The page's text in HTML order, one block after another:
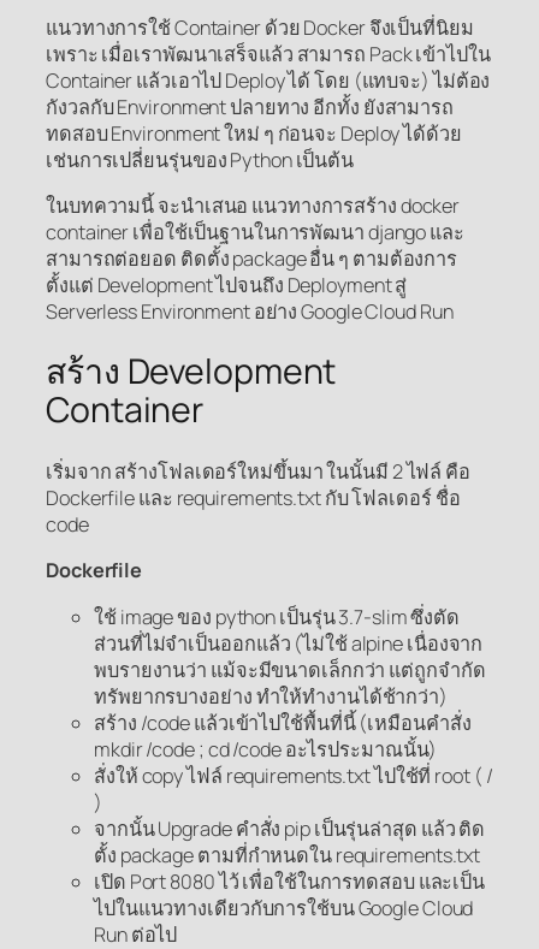
แนวทางการใช้ Container ด้วย Docker จึงเป็นที่นิยม
เพราะ เมื่อเราพัฒนาเสร็จแล้ว สามารถ Pack เข้าไปใน
Container แล้วเอาไป Deploy ได้ โดย (แทบจะ) ไม่ต้อง
กังวลกับ Environment ปลายทาง อีกทั้ง ยังสามารถ
ทดสอบ Environment ใหม่ ๆ ก่อนจะ Deploy ได้ด้วย
เช่นการเปลี่ยนรุ่นของ Python เป็นต้น
ในบทความนี้ จะนำเสนอ แนวทางการสร้าง docker
container เพื่อใช้เป็นฐานในการพัฒนา django และ
สามารถต่อยอด ติดตั้ง package อื่น ๆ ตามต้องการ
ตั้งแต่ Development ไปจนถึง Deployment สู่
Serverless Environment อย่าง Google Cloud Run
สร้าง Development
Container
เริ่มจาก สร้างโฟลเดอร์ใหม่ขึ้นมา ในนั้นมี 2 ไฟล์ คือ
Dockerfile และ requirements.txt กับ โฟลเดอร์ ชื่อ
code
Dockerfile
ใช้ image ของ python เป็นรุ่น 3.7-slim ซึ่งตัด
ส่วนที่ไม่จำเป็นออกแล้ว (ไม่ใช้ alpine เนื่องจาก
พบรายงานว่า แม้จะมีขนาดเล็กกว่า แต่ถูกจำกัด
ทรัพยากรบางอย่าง ทำให้ทำงานได้ช้ากว่า)
สร้าง /code แล้วเข้าไปใช้พื้นที่นี้ (เหมือนคำสั่ง
mkdir /code ; cd /code อะไรประมาณนั้น)
สั่งให้ copy ไฟล์ requirements.txt ไปใช้ที่ root ( /
)
จากนั้น Upgrade คำสั่ง pip เป็นรุ่นล่าสุด แล้ว ติด
ตั้ง package ตามที่กำหนดใน requirements.txt
เปิด Port 8080 ไว้ เพื่อใช้ในการทดสอบ และเป็น
ไปในแนวทางเดียวกับการใช้บน Google Cloud
Run ต่อไป